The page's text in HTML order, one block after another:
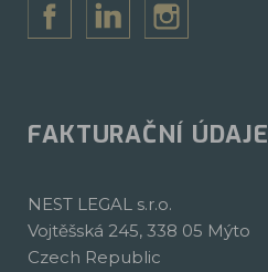
FAKTURAČNÍ ÚDAJE
NEST LEGAL s.r.o.
Vojtěšská 245, 338 05 Mýto
Czech Republic